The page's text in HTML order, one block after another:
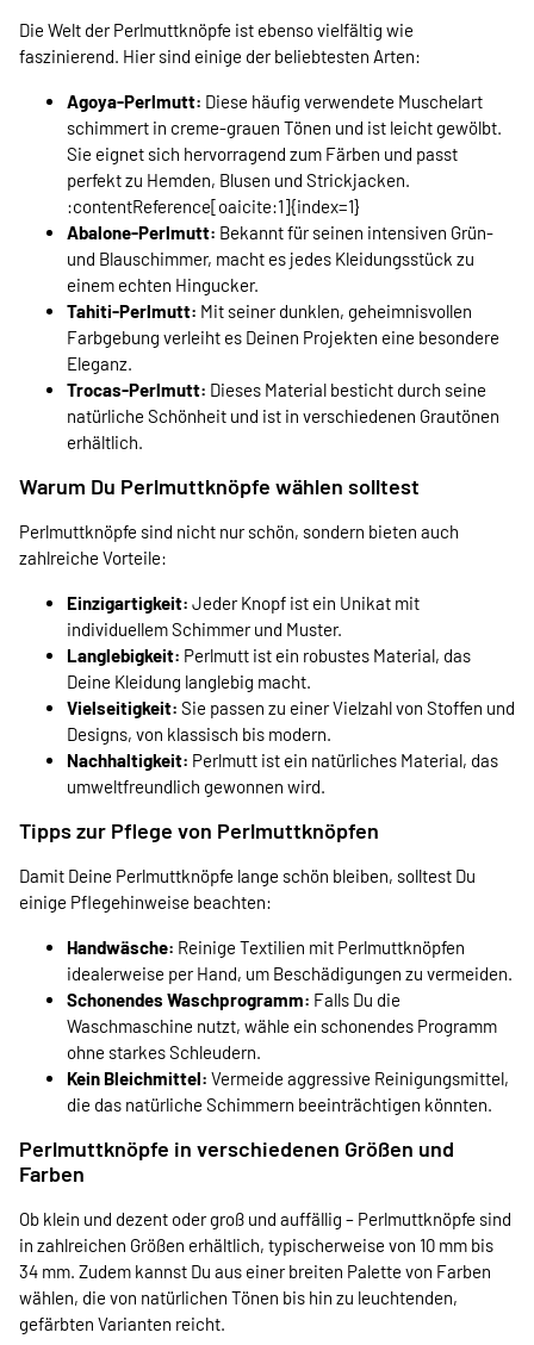
Die Welt der Perlmuttknöpfe ist ebenso vielfältig wie
faszinierend. Hier sind einige der beliebtesten Arten:
Agoya-Perlmutt: Diese häufig verwendete Muschelart
schimmert in creme-grauen Tönen und ist leicht gewölbt.
Sie eignet sich hervorragend zum Färben und passt
perfekt zu Hemden, Blusen und Strickjacken.
:contentReference[oaicite:1]{index=1}
Abalone-Perlmutt: Bekannt für seinen intensiven Grün-
und Blauschimmer, macht es jedes Kleidungsstück zu
einem echten Hingucker.
Tahiti-Perlmutt: Mit seiner dunklen, geheimnisvollen
Farbgebung verleiht es Deinen Projekten eine besondere
Eleganz.
Trocas-Perlmutt: Dieses Material besticht durch seine
natürliche Schönheit und ist in verschiedenen Grautönen
erhältlich.
Warum Du Perlmuttknöpfe wählen solltest
Perlmuttknöpfe sind nicht nur schön, sondern bieten auch
zahlreiche Vorteile:
Einzigartigkeit: Jeder Knopf ist ein Unikat mit
individuellem Schimmer und Muster.
Langlebigkeit: Perlmutt ist ein robustes Material, das
Deine Kleidung langlebig macht.
Vielseitigkeit: Sie passen zu einer Vielzahl von Stoffen und
Designs, von klassisch bis modern.
Nachhaltigkeit: Perlmutt ist ein natürliches Material, das
umweltfreundlich gewonnen wird.
Tipps zur Pflege von Perlmuttknöpfen
Damit Deine Perlmuttknöpfe lange schön bleiben, solltest Du
einige Pflegehinweise beachten:
Handwäsche: Reinige Textilien mit Perlmuttknöpfen
idealerweise per Hand, um Beschädigungen zu vermeiden.
Schonendes Waschprogramm: Falls Du die
Waschmaschine nutzt, wähle ein schonendes Programm
ohne starkes Schleudern.
Kein Bleichmittel: Vermeide aggressive Reinigungsmittel,
die das natürliche Schimmern beeinträchtigen könnten.
Perlmuttknöpfe in verschiedenen Größen und
Farben
Ob klein und dezent oder groß und auffällig – Perlmuttknöpfe sind
in zahlreichen Größen erhältlich, typischerweise von 10 mm bis
34 mm. Zudem kannst Du aus einer breiten Palette von Farben
wählen, die von natürlichen Tönen bis hin zu leuchtenden,
gefärbten Varianten reicht.